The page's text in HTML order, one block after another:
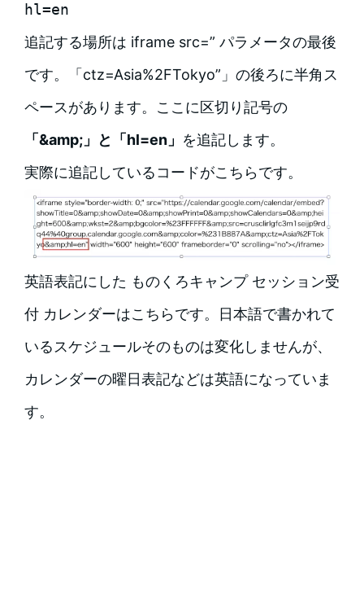
hl=en
追記する場所は iframe src=” パラメータの最後
です。「ctz=Asia%2FTokyo”」の後ろに半角ス
ペースがあります。ここに区切り記号の
「&amp;」と「hl=en」 を追記します。
実際に追記しているコードがこちらです。
英語表記にした ものくろキャンプ セッション受
付 カレンダーはこちらです。日本語で書かれて
いるスケジュールそのものは変化しませんが、
カレンダーの曜日表記などは英語になっていま
す。